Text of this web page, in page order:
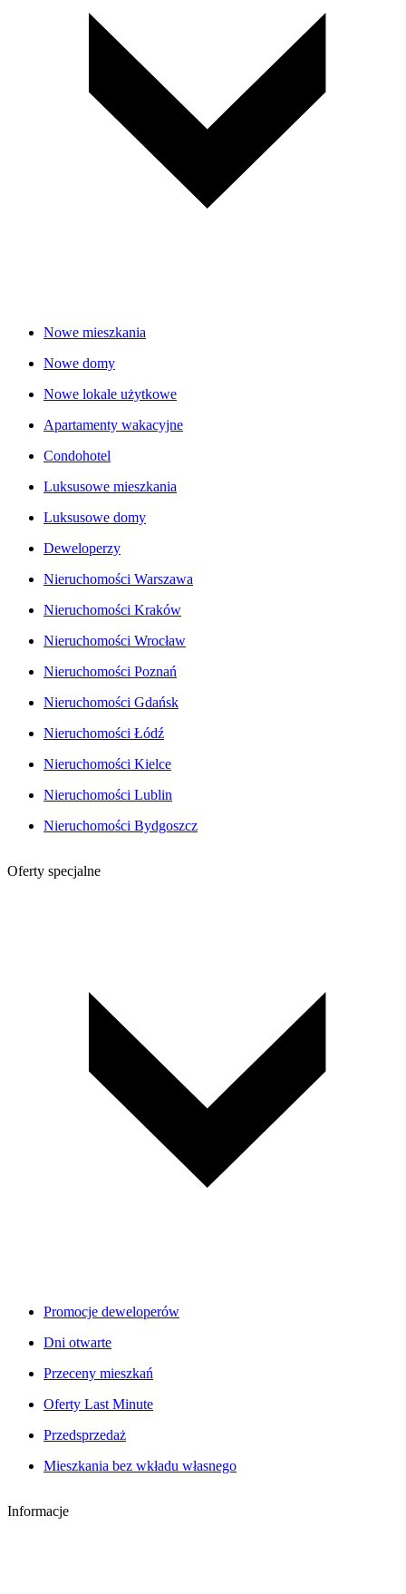
Nowe mieszkania
Nowe domy
Nowe lokale użytkowe
Apartamenty wakacyjne
Condohotel
Luksusowe mieszkania
Luksusowe domy
Deweloperzy
Nieruchomości Warszawa
Nieruchomości Kraków
Nieruchomości Wrocław
Nieruchomości Poznań
Nieruchomości Gdańsk
Nieruchomości Łódź
Nieruchomości Kielce
Nieruchomości Lublin
Nieruchomości Bydgoszcz
Oferty specjalne
Promocje deweloperów
Dni otwarte
Przeceny mieszkań
Oferty Last Minute
Przedsprzedaż
Mieszkania bez wkładu własnego
Informacje